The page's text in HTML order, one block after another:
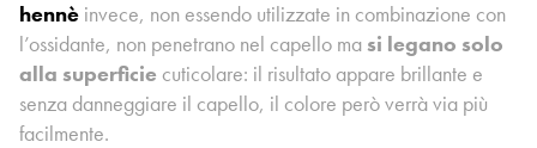
hennè invece, non essendo utilizzate in combinazione con
l’ossidante, non penetrano nel capello ma si legano solo
alla superficie cuticolare: il risultato appare brillante e
senza danneggiare il capello, il colore però verrà via più
facilmente.